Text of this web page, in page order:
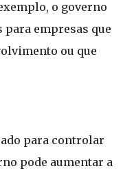
o governo
empresas que
ou que
para controlar
pode aumentar a